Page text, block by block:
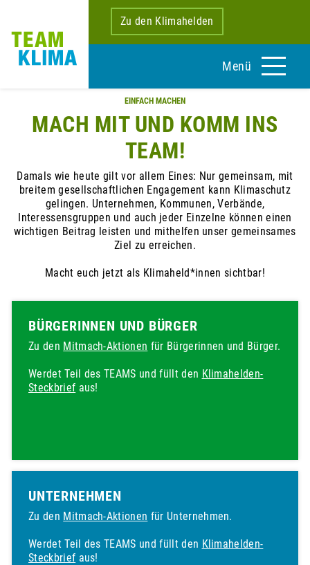
Zu den Klimahelden
Menü
EINFACH MACHEN
MACH MIT UND KOMM INS
TEAM!
Damals wie heute gilt vor allem Eines: Nur gemeinsam, mit
breitem gesellschaftlichen Engagement kann Klimaschutz
gelingen. Unternehmen, Kommunen, Verbände,
Interessensgruppen und auch jeder Einzelne können einen
wichtigen Beitrag leisten und mithelfen unser gemeinsames
Ziel zu erreichen.
Macht euch jetzt als Klimaheld*innen sichtbar!
BÜRGERINNEN UND BÜRGER
Zu den Mitmach-Aktionen für Bürgerinnen und Bürger.
Werdet Teil des TEAMS und füllt den Klimahelden-
Steckbrief aus!
UNTERNEHMEN
Zu den Mitmach-Aktionen für Unternehmen.
Werdet Teil des TEAMS und füllt den Klimahelden-
Steckbrief aus!